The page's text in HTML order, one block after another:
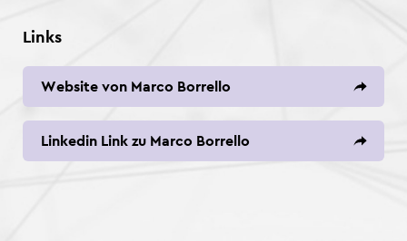
Links
Website von Marco Borrello
Linkedin Link zu Marco Borrello